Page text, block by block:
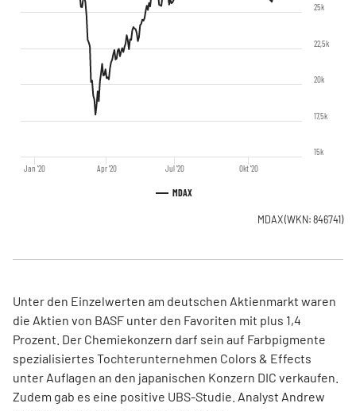
MDAX
Jan '20 Jul '20
Apr '20 Okt '20
15k
17,5k
20k
22,5k
25k
MDAX(WKN: 846741)
Unter den Einzelwerten am deutschen Aktienmarkt waren
die Aktien von BASF unter den Favoriten mit plus 1,4
Prozent. Der Chemiekonzern darf sein auf Farbpigmente
spezialisiertes Tochterunternehmen Colors & Effects
unter Auflagen an den japanischen Konzern DIC verkaufen.
Zudem gab es eine positive UBS-Studie. Analyst Andrew